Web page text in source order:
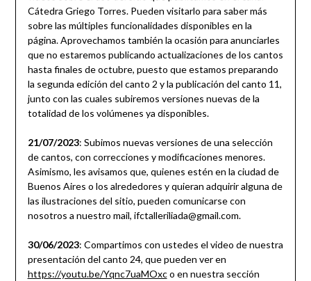
Cátedra Griego Torres. Pueden visitarlo para saber más
sobre las múltiples funcionalidades disponibles en la
página. Aprovechamos también la ocasión para anunciarles
que no estaremos publicando actualizaciones de los cantos
hasta finales de octubre, puesto que estamos preparando
la segunda edición del canto 2 y la publicación del canto 11,
junto con las cuales subiremos versiones nuevas de la
totalidad de los volúmenes ya disponibles.
21/07/2023: Subimos nuevas versiones de una selección
de cantos, con correcciones y modificaciones menores.
Asimismo, les avisamos que, quienes estén en la ciudad de
Buenos Aires o los alrededores y quieran adquirir alguna de
las ilustraciones del sitio, pueden comunicarse con
nosotros a nuestro mail, ifctalleriliada@gmail.com.
30/06/2023: Compartimos con ustedes el video de nuestra
presentación del canto 24, que pueden ver en
https://youtu.be/Yqnc7uaMOxco en nuestra sección